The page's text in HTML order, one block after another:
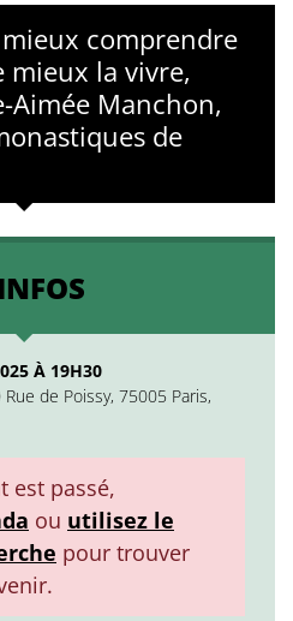
comprendre
la vivre,
Manchon,
de
À 19H30
de Poissy, 75005 Paris,
est passé,
ou utilisez le
pour trouver